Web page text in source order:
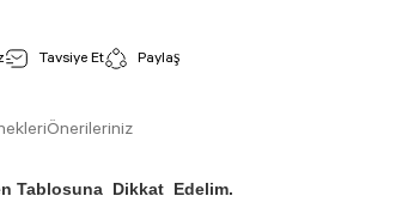
İncele
Tavsiye Et Paylaş
Önerileriniz
Tablosuna Dikkat Edelim.